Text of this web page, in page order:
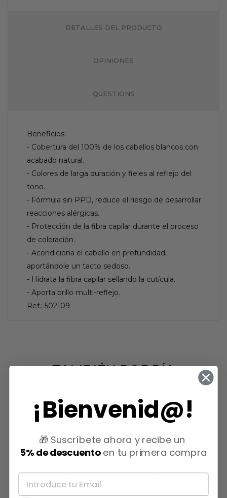
DETALLES DEL PRODUCTO
OPINIONES
QUESTIONS
Beneficios:
- Cobertura del 100% de los cabellos blancos con
acabado natural.
- Colores de larga duración y fieles al reflejo del
tono.
- Fórmula sin PPD, reduce el riesgo de desarrollar
reacciones alérgicas.
- Protección de la fibra capilar durante el proceso
de coloración.
- Acondiciona el cabello en profundidad,
aportándole un tacto sedoso.
- Hidrata la fibra capilar sellando la cutícula.
- Aporta brillo multi-reflejo.
Ref.: 502109
TAMBIÉN PODRÍA
¡Bienvenid@!
🎁 Suscríbete ahora y recibe un
5% de descuentoen tu primera compra